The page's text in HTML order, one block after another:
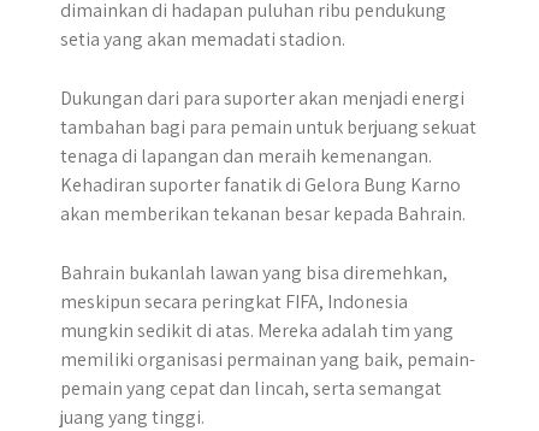
dimainkan di hadapan puluhan ribu pendukung
setia yang akan memadati stadion.
Dukungan dari para suporter akan menjadi energi
tambahan bagi para pemain untuk berjuang sekuat
tenaga di lapangan dan meraih kemenangan.
Kehadiran suporter fanatik di Gelora Bung Karno
akan memberikan tekanan besar kepada Bahrain.
Bahrain bukanlah lawan yang bisa diremehkan,
meskipun secara peringkat FIFA, Indonesia
mungkin sedikit di atas. Mereka adalah tim yang
memiliki organisasi permainan yang baik, pemain-
pemain yang cepat dan lincah, serta semangat
juang yang tinggi.